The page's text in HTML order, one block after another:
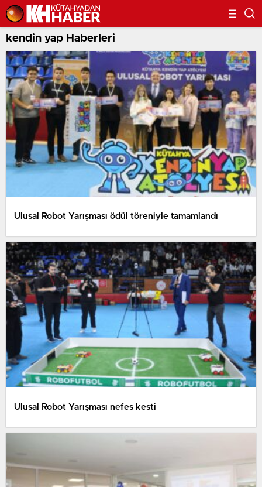
kendin yap Haberleri
Ulusal Robot Yarışması ödül töreniyle tamamlandı
Ulusal Robot Yarışması nefes kesti